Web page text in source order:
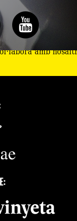
amb